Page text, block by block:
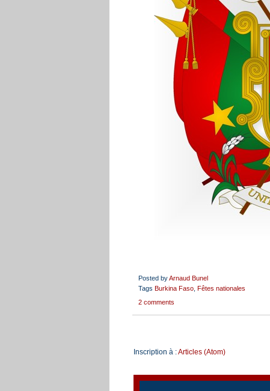
Posted byArnaud Bunel
Tags Burkina Faso Fêtes nationales
2 comments
Inscription à :Articles (Atom)